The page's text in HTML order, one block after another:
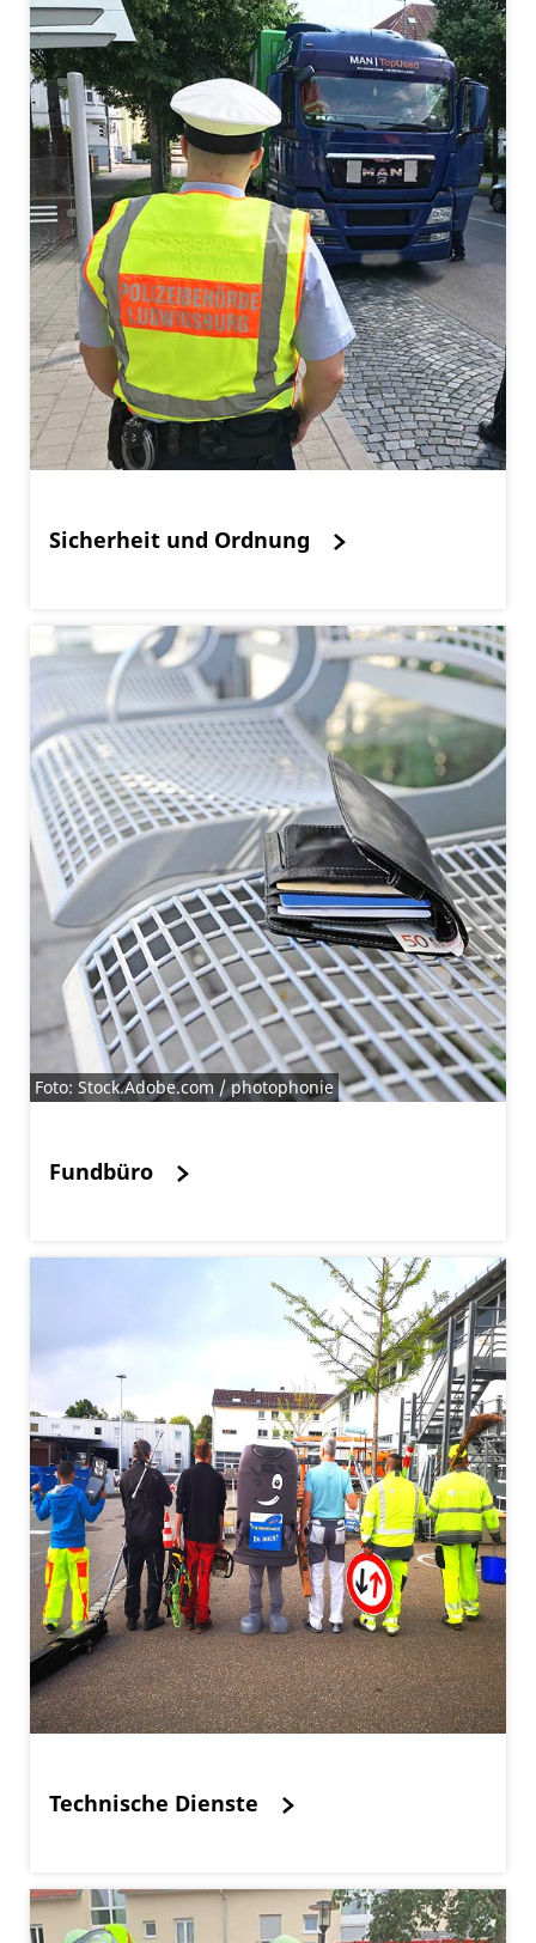
Sicherheit und Ordnung
Foto: Stock.Adobe.com / photophonie
Fundbüro
Technische Dienste